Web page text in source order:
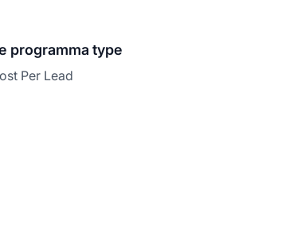
programma type
Per Lead